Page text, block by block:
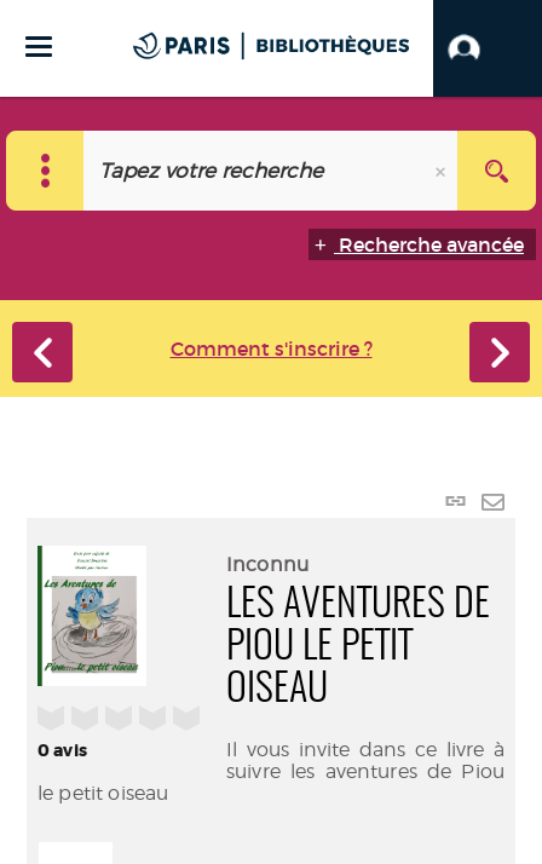
Recherche avancée
Comment s'inscrire ?
Lien
0avis
Inconnu
LES AVENTURES DE
PIOU LE PETIT
OISEAU
Il vous invite dans ce livre à
suivre les aventures de Piou
le petit oiseau